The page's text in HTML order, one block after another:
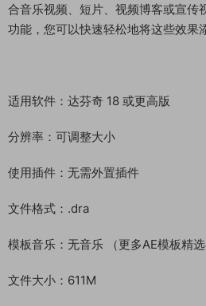
合音乐视频、短片、视频博客或宣传
功能，您可以快速轻松地将这些效果
适用软件：达芬奇 18 或更高版
分辨率：可调整大小
使用插件：无需外置插件
文件格式：.dra
模板音乐：无音乐 （更多AE模板精
文件大小：611M